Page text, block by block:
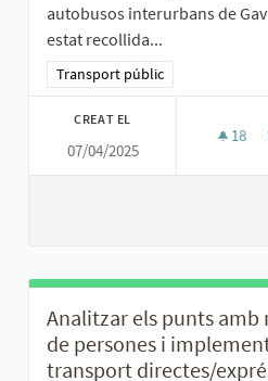
autobusos interurbans de
estat recollida...
Resultats al filtrar per la
Transport públic
CREAT EL
07/04/2025
18
Analitzar els punts
de persones i
transport directes/